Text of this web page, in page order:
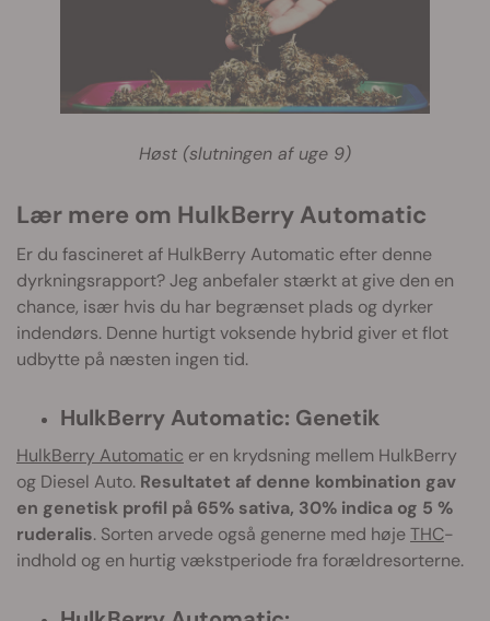
Høst (slutningen af uge 9)
Lær mere om HulkBerry Automatic
Er du fascineret af HulkBerry Automatic efter denne
dyrkningsrapport? Jeg anbefaler stærkt at give den en
chance, især hvis du har begrænset plads og dyrker
indendørs. Denne hurtigt voksende hybrid giver et flot
udbytte på næsten ingen tid.
HulkBerry Automatic: Genetik
HulkBerry Automatic er en krydsning mellem HulkBerry
og Diesel Auto. Resultatet af denne kombination gav
en genetisk profil på 65% sativa, 30% indica og 5 %
ruderalis. Sorten arvede også generne med højeTHC-
indhold og en hurtig vækstperiode fra forældresorterne.